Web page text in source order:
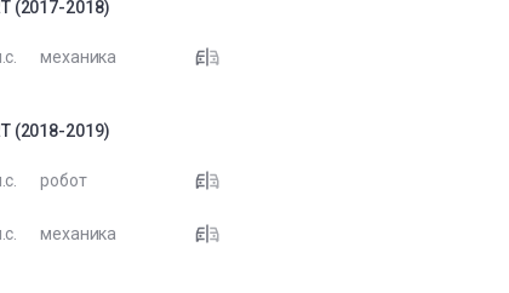
(2017-2018)
механика
(2018-2019)
робот
механика